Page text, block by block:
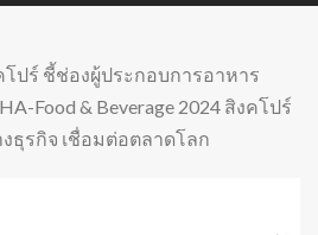
ปร์ ชี้ช่องผู้ประกอบการอาหาร
Food & Beverage 2024 สิงคโปร์
ธุรกิจ เชื่อมต่อตลาดโลก